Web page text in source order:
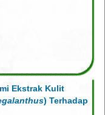
Ekstrak Kulit
) Terhadap